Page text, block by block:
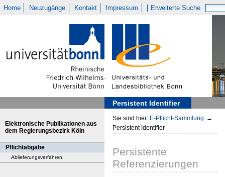
Home Neuzugänge Kontakt Impressum Erweiterte Suche
Persistent Identifier
Elektronische Publikationen aus
dem Regierungsbezirk Köln
Pflichtabgabe
Ablieferungsverfahren
Sie sind hier: E-Pflicht-Sammlung →
Persistent Identifier
Persistente
Referenzierungen